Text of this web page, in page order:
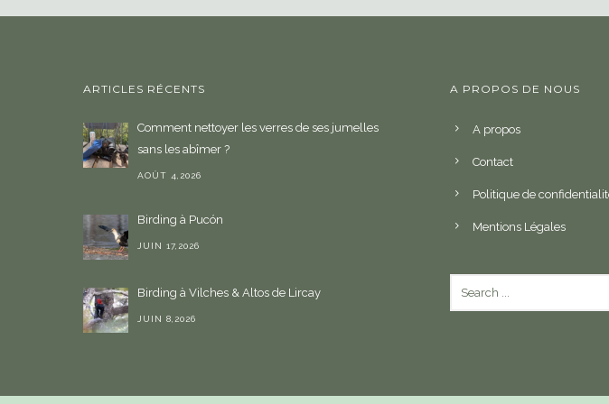
ARTICLES RÉCENTS
Comment nettoyer les verres de ses jumelles
sans les abîmer ?
AOÛT 4,2026
Birding à Pucón
JUIN 17,2026
Birding à Vilches & Altos de Lircay
JUIN 8,2026
A PROPOS DE NOUS
A propos
Contact
Politique de
Mentions Légales